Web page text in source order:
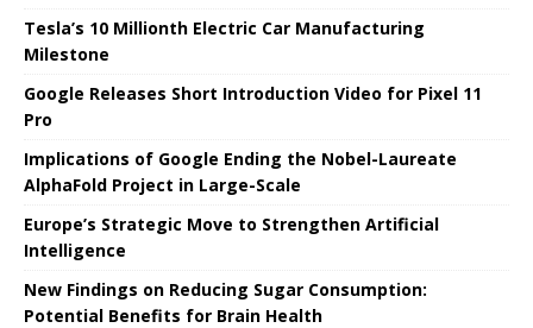
Tesla’s 10 Millionth Electric Car Manufacturing
Milestone
Google Releases Short Introduction Video for Pixel 11
Pro
Implications of Google Ending the Nobel-Laureate
AlphaFold Project in Large-Scale
Europe’s Strategic Move to Strengthen Artificial
Intelligence
New Findings on Reducing Sugar Consumption:
Potential Benefits for Brain Health